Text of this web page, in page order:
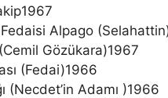
Fedaisi Alpago
Gözükara)1967
(Fedai)1966
(Necdet’in Adamı )1966